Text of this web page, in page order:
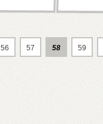
56 57 58 59